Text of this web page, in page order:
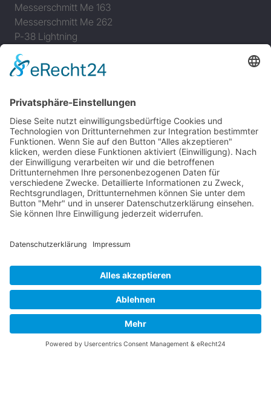
Messerschmitt Me 163
Messerschmitt Me 262
P-38 Lightning
P-51 Mustang
INFO
Über diese B-17 Webseite
Kontakt
Impressum
Datenschutzerklärung
B-17 Fan Store
Links
UNTERSTÜTZEN
Gefällt Ihnen diese Website über die B-17 Flying
Fortress? Ich könnte Ihnen helfen, die Informationen
zu finden, die Sie suchen? Ich würde mich sehr
freuen, wenn Sie meine Arbeit jetzt mitPayPal